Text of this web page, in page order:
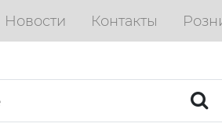
Новости Контакты